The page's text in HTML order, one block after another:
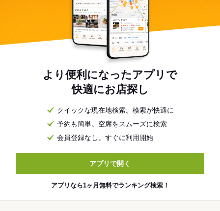
より便利になったアプリで
快適にお店探し
クイックな現在地検索。検索が快適に
予約も簡単。空席をスムーズに検索
会員登録なし。すぐに利用開始
アプリで開く
アプリなら1ヶ月無料でランキング検索！